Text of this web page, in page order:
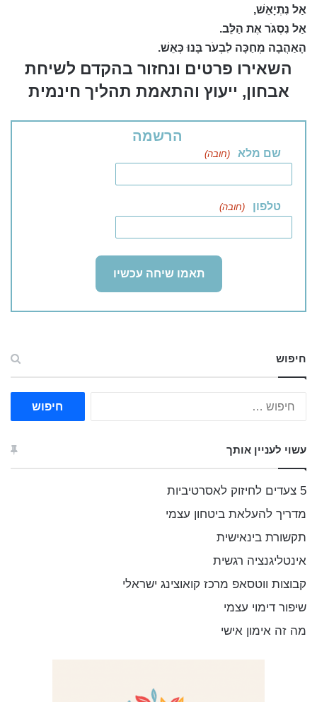
אַל נִתְיָאֵשׁ,
אַל נִסְגֹּר אֶת הַלֵּב.
הָאַהֲבָה מְחַכָּה לִבְעֹר בָּנוּ כְּאֵשׁ.
השאירו פרטים ונחזור בהקדם לשיחת
אבחון, ייעוץ והתאמת תהליך חינמית
הרשמה
שם מלא (חובה)
טלפון (חובה)
חיפוש
עשוי לעניין אותך
5 צעדים לחיזוק לאסרטיביות
מדריך להעלאת ביטחון עצמי
תקשורת בינאישית
אינטליגנציה רגשית
קבוצות ווטסאפ מרכז קואוצינג ישראלי
שיפור דימוי עצמי
מה זה אימון אישי